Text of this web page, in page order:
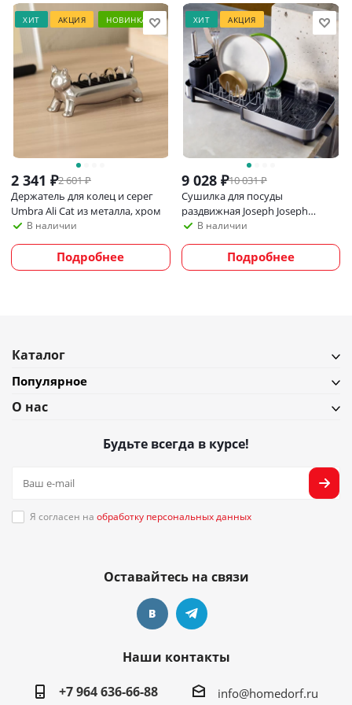
ХИТ АКЦИЯ НОВИНКА
2 341 ₽2 601₽
Держатель для колец и серег
Umbra Ali Cat из металла, хром
В наличии
Подробнее
ХИТ АКЦИЯ
9 028₽10 031₽
Сушилка для посуды
раздвижная Joseph Joseph
Extend Steel Slim
В наличии
Подробнее
Каталог
Популярное
О нас
Будьте всегда в курсе!
Я согласен на обработку персональных данных
Оставайтесь на связи
Наши контакты
+7 964 636-66-88
info@homedorf.ru